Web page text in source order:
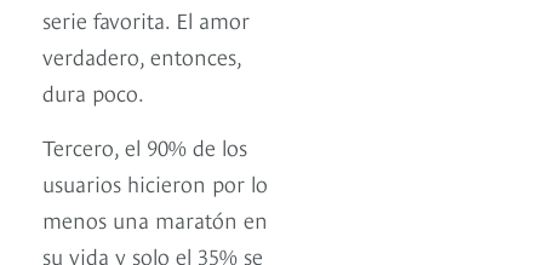
serie favorita. El amor
verdadero, entonces,
dura poco.
Tercero, el 90% de los
usuarios hicieron por lo
menos una maratón en
su vida y solo el 35% se